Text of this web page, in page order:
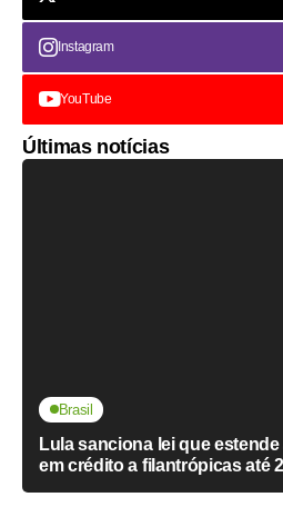
Instagram
YouTube
Últimas notícias
Brasil
Lula sanciona lei que
em crédito a filantrópicas até